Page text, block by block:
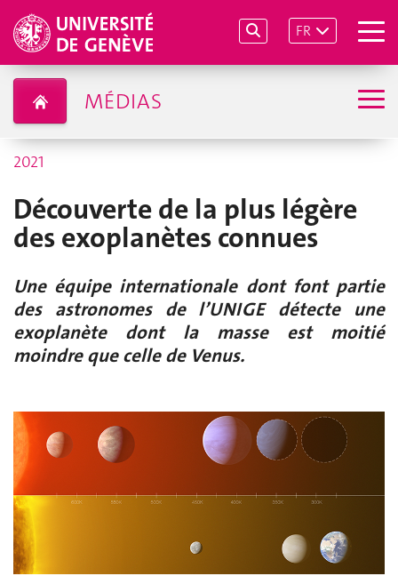
FR
MÉDIAS
2021
Découverte de la plus légère
des exoplanètes connues
Une équipe internationale dont font partie
des astronomes de l’UNIGE détecte une
exoplanète dont la masse est moitié
moindre que celle de Venus.